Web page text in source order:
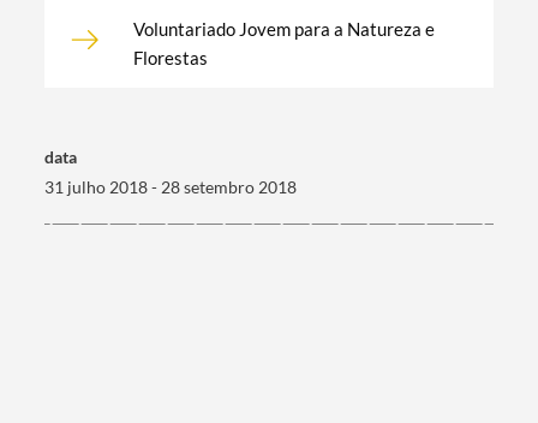
Voluntariado Jovem para a Natureza e
Florestas
data
31 julho 2018 - 28 setembro 2018